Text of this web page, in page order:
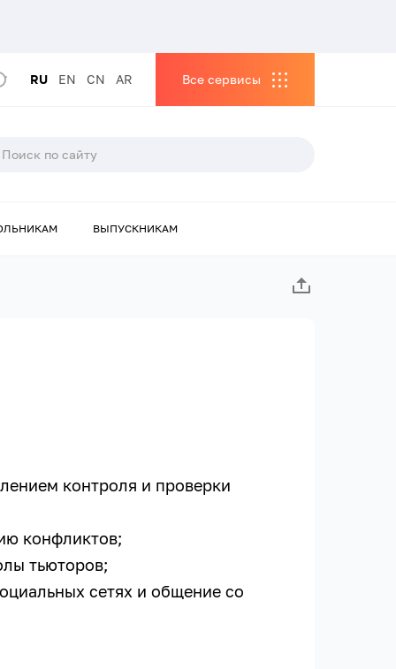
RU EN CN AR Все сервисы
ВЫПУСКНИКАМ
контроля и проверки
конфликтов;
тьюторов;
сетях и общение со